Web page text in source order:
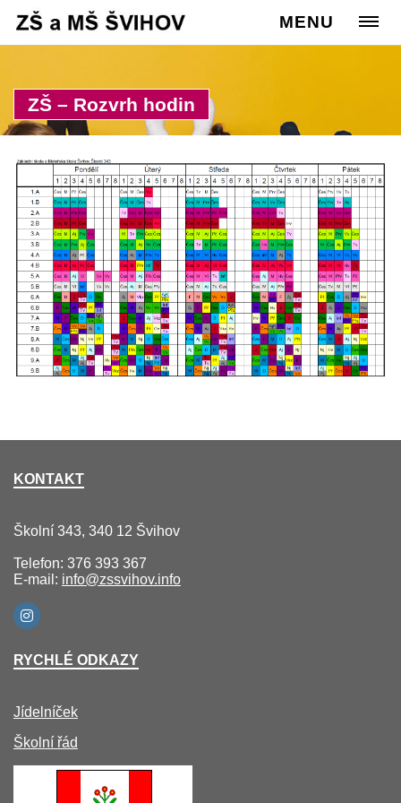
MENU
ZŠ – Rozvrh hodin
Cesta:www.zssvihov.info
Škola>Rozvrh hodin
KONTAKT
Školní 343, 340 12 Švihov
Telefon: 376 393 367
E-mail: info@zssvihov.info
RYCHLÉ ODKAZY
Jídelníček
Školní řád